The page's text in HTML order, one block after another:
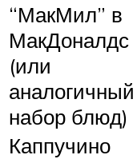
“МакМил” в
МакДоналдс
(или
аналогичный
набор блюд)
Каппучино